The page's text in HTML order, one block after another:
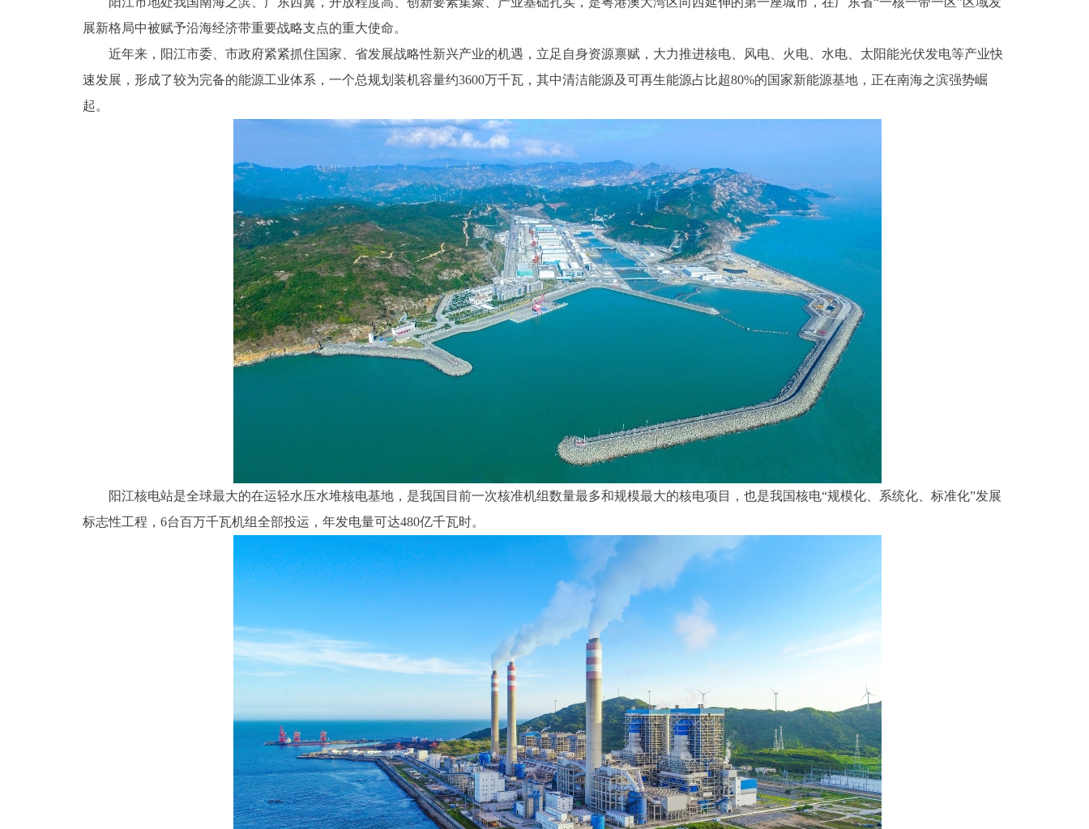
展新格局中被赋予沿海经济带重要战略支点的重大使命。
近年来，阳江市委、市政府紧紧抓住国家、省发展战略性新兴产业的机遇，立足自身资源禀赋，大力推进核电、风电、火电、水电、太阳能光伏发电等产业快
速发展，形成了较为完备的能源工业体系，一个总规划装机容量约3600万千瓦，其中清洁能源及可再生能源占比超80%的国家新能源基地，正在南海之滨强势崛
起。
阳江核电站是全球最大的在运轻水压水堆核电基地，是我国目前一次核准机组数量最多和规模最大的核电项目，也是我国核电“规模化、系统化、标准化”发展
标志性工程，6台百万千瓦机组全部投运，年发电量可达480亿千瓦时。